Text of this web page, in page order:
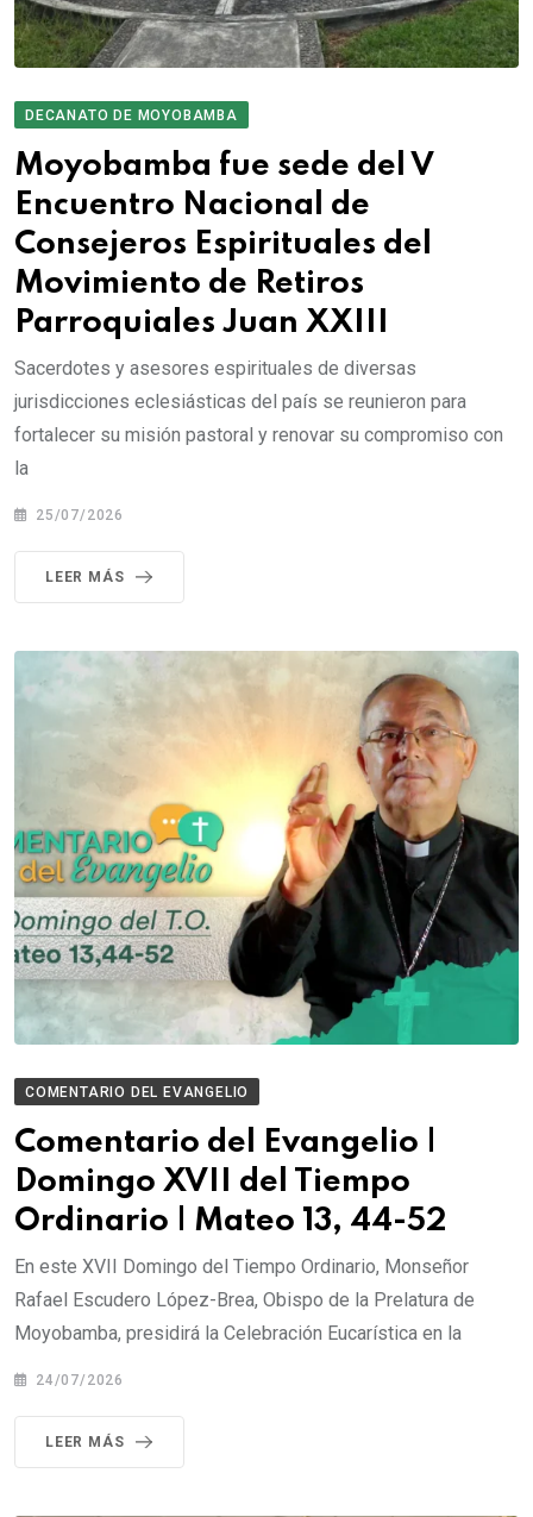
DECANATO DE MOYOBAMBA
Moyobamba fue sede del V
Encuentro Nacional de
Consejeros Espirituales del
Movimiento de Retiros
Parroquiales Juan XXIII
Sacerdotes y asesores espirituales de diversas
jurisdicciones eclesiásticas del país se reunieron para
fortalecer su misión pastoral y renovar su compromiso con
la
25/07/2026
LEER MÁS
COMENTARIO DEL EVANGELIO
Comentario del Evangelio |
Domingo XVII del Tiempo
Ordinario | Mateo 13, 44-52
En este XVII Domingo del Tiempo Ordinario, Monseñor
Rafael Escudero López-Brea, Obispo de la Prelatura de
Moyobamba, presidirá la Celebración Eucarística en la
24/07/2026
LEER MÁS